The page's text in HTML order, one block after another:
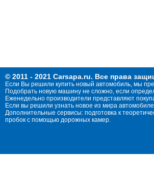
© 2011 - 2021 Carsapa.ru. Все права
Если Вы решили купить новый автомобиль, мы
Подобрать новую машину не сложно, если
Еженедельно производители представляют
Если вы решили узнать новое из мира
Дополнительные сервисы: подготовка к
пробок с помощью дорожных камер.